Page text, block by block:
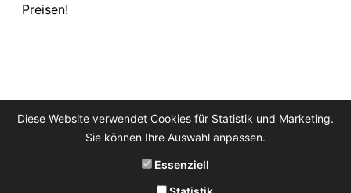
Preisen!
Diese Website verwendet Cookies für Statistik und Marketing.
Sie können Ihre Auswahl anpassen.
Essenziell